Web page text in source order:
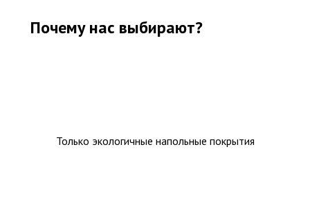
Почему нас выбирают?
Только экологичные напольные покрытия